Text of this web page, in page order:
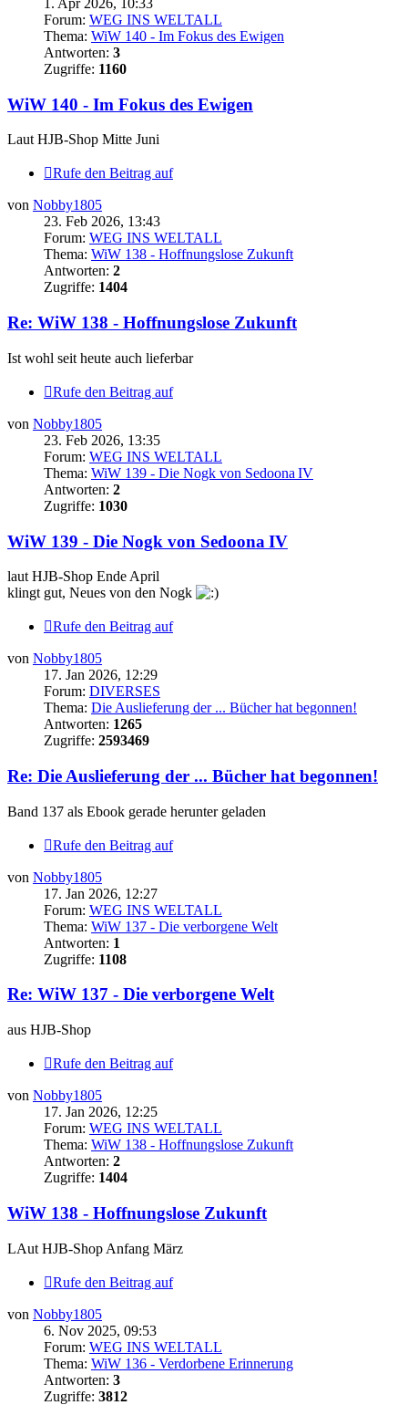
1. Apr 2026, 10:33
Forum: WEG INS WELTALL
Thema: WiW 140 - Im Fokus des Ewigen
Antworten: 3
Zugriffe: 1160
WiW 140 - Im Fokus des Ewigen
Laut HJB-Shop Mitte Juni
Rufe den Beitrag auf
von Nobby1805
23. Feb 2026, 13:43
Forum: WEG INS WELTALL
Thema: WiW 138 - Hoffnungslose Zukunft
Antworten: 2
Zugriffe: 1404
Re: WiW 138 - Hoffnungslose Zukunft
Ist wohl seit heute auch lieferbar
Rufe den Beitrag auf
von Nobby1805
23. Feb 2026, 13:35
Forum: WEG INS WELTALL
Thema: WiW 139 - Die Nogk von Sedoona IV
Antworten: 2
Zugriffe: 1030
WiW 139 - Die Nogk von Sedoona IV
laut HJB-Shop Ende April
klingt gut, Neues von den Nogk
Rufe den Beitrag auf
von Nobby1805
17. Jan 2026, 12:29
Forum: DIVERSES
Thema: Die Auslieferung der ... Bücher hat begonnen!
Antworten: 1265
Zugriffe: 2593469
Re: Die Auslieferung der ... Bücher hat begonnen!
Band 137 als Ebook gerade herunter geladen
Rufe den Beitrag auf
von Nobby1805
17. Jan 2026, 12:27
Forum: WEG INS WELTALL
Thema: WiW 137 - Die verborgene Welt
Antworten: 1
Zugriffe: 1108
Re: WiW 137 - Die verborgene Welt
aus HJB-Shop
Rufe den Beitrag auf
von Nobby1805
17. Jan 2026, 12:25
Forum: WEG INS WELTALL
Thema: WiW 138 - Hoffnungslose Zukunft
Antworten: 2
Zugriffe: 1404
WiW 138 - Hoffnungslose Zukunft
LAut HJB-Shop Anfang März
Rufe den Beitrag auf
von Nobby1805
6. Nov 2025, 09:53
Forum: WEG INS WELTALL
Thema: WiW 136 - Verdorbene Erinnerung
Antworten: 3
Zugriffe: 3812